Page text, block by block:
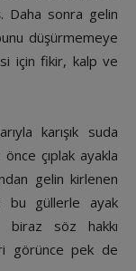
Daha sonra gelin
düşürmemeye
için fikir, kalp ve
karışık suda
önce çıplak ayakla
gelin kirlenen
bu güllerle ayak
biraz söz hakkı
görünce pek de